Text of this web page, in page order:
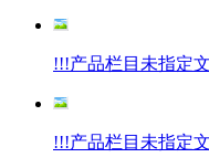
!!!产品栏目未指定
!!!产品栏目未指定